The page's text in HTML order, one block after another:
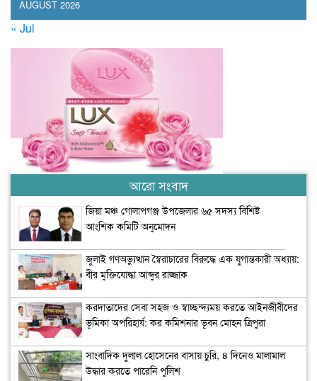
AUGUST 2026
« Jul
আরো সংবাদ
জিয়া মঞ্চ গোলাপগঞ্জ উপজেলার ৬৫ সদস্য বিশিষ্ট
আংশিক কমিটি অনুমোদন
জুলাই গণঅভ্যুত্থান স্বৈরাচারের বিরুদ্ধে এক যুগান্তকারী অধ্যায়:
বীর মুক্তিযোদ্ধা আব্দুর রাজ্জাক
করদাতাদের সেবা সহজ ও স্বাচ্ছন্দ্যময় করতে আইনজীবীদের
ভূমিকা অপরিহার্য: কর কমিশনার ভূবন মোহন ত্রিপুরা
সাংবাদিক দুলাল হোসেনের বাসায় চুরি, ৪ দিনেও মালামাল
উদ্ধার করতে পারেনি পুলিশ